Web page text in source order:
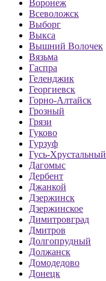
Воронеж
Всеволожск
Выборг
Выкса
Вышний Волочек
Вязьма
Гаспра
Геленджик
Георгиевск
Горно-Алтайск
Грозный
Грязи
Гуково
Гурзуф
Гусь-Хрустальный
Дагомыс
Дербент
Джанкой
Дзержинск
Дзержинское
Димитровград
Дмитров
Долгопрудный
Должанск
Домодедово
Донецк